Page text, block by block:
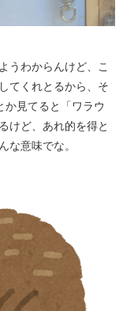
うわからんけど、こ
てくれとるから、そ
か見てると「ワラウ
けど、あれ的を得と
な意味でな。